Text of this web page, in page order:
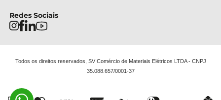
Privacidade e Segurança
Termos e Condições
Regulamentos
Frete e Entrega
Troca e Devoluções
(085) 3214-7900
Segunda a Sexta: 08h as 18h | Sábado
: 08h ás 12h
Redes Sociais
Todos os direitos reservados, SV Comércio de Materiais Elétricos LTDA - CNPJ
35.088.657/0001-37